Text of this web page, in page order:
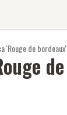
'Rouge de bordeaux'
de